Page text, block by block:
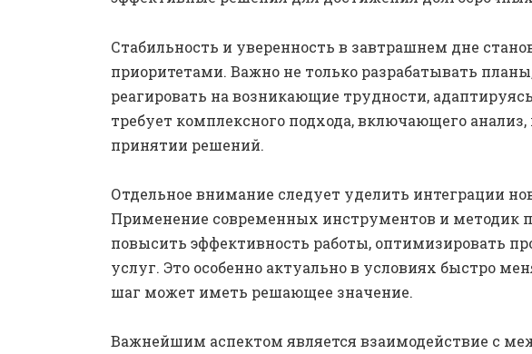
Стабильность и уверенность в завтрашнем дне
приоритетами. Важно не только разрабатывать
реагировать на возникающие трудности,
требует комплексного подхода, включающего анализ,
принятии решений.
Отдельное внимание следует уделить интеграции
Применение современных инструментов и методик
повысить эффективность работы, оптимизировать
услуг. Это особенно актуально в условиях быстро
шаг может иметь решающее значение.
Важнейшим аспектом является взаимодействие с